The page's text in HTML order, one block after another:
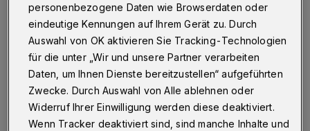
Wuppertal·Das Sinfonieorchester Wuppertal
versüßtallen Wuppertalern die Festtage mit deb
weihnachtlichen Klängen einer „Christmas Edition“. Das
digitale Konzert-Event ist am Freitag (25. Dezember
2020) ab 18 Uhr zu erleben.
personenbezogene Daten wie Browserdaten oder
eindeutige Kennungen auf Ihrem Gerät zu. Durch
Auswahl von OK aktivieren Sie Tracking-Technologien
für die unter „Wir und unsere Partner verarbeiten
Daten, um Ihnen Dienste bereitzustellen“ aufgeführten
Zwecke. Durch Auswahl von Alle ablehnen oder
Widerruf Ihrer Einwilligung werden diese deaktiviert.
Wenn Tracker deaktiviert sind, sind manche Inhalte und